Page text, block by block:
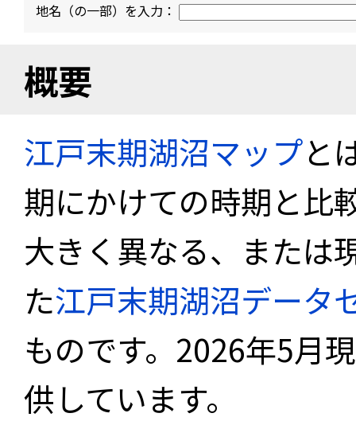
地名（の一部）を入力：
概要
江戸末期湖沼マップと
期にかけての時期と比
大きく異なる、または
た江戸末期湖沼データ
ものです。2026年5月
供しています。